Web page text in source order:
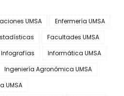
UMSA
Enfermería UMSA
Facultades UMSA
Infografías
Informática UMSA
Ingeniería Agronómica UMSA
UMSA